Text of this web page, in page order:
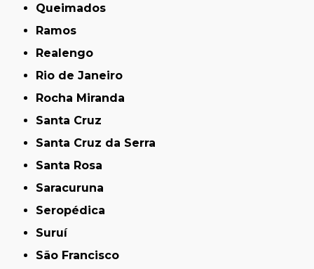
Queimados
Ramos
Realengo
Rio de Janeiro
Rocha Miranda
Santa Cruz
Santa Cruz da Serra
Santa Rosa
Saracuruna
Seropédica
Suruí
São Francisco